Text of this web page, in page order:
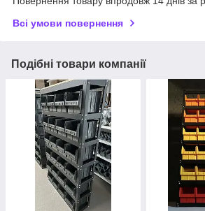
Всі умови повернення
Подібні товари компанії